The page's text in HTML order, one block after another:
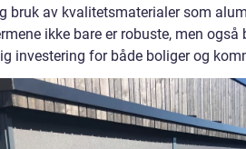
bruk av kvalitetsmaterialer som
ikke bare er robuste, men
investering for både boliger og